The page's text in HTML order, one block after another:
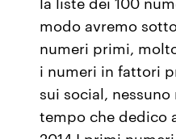
modo avremo
numeri primi,
i numeri in fattori
sui social,
tempo che dedico